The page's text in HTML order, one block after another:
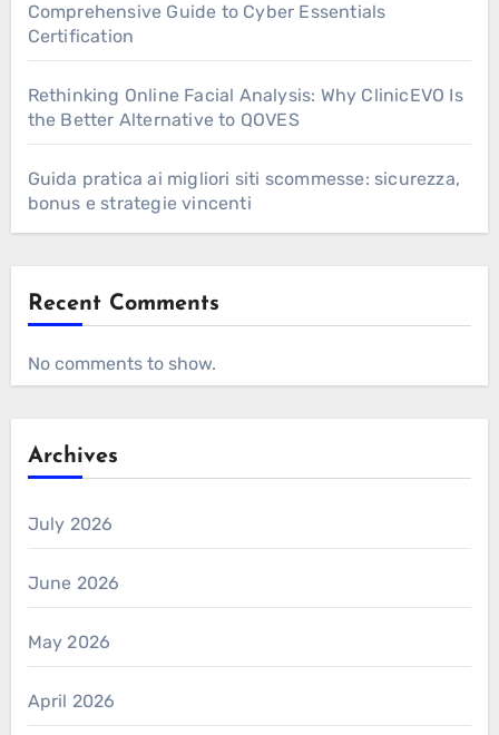
Comprehensive Guide to Cyber Essentials
Certification
Rethinking Online Facial Analysis: Why ClinicEVO Is
the Better Alternative to QOVES
Guida pratica ai migliori siti scommesse: sicurezza,
bonus e strategie vincenti
Recent Comments
No comments to show.
Archives
July 2026
June 2026
May 2026
April 2026